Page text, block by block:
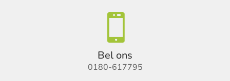

Bel ons
0180-617795